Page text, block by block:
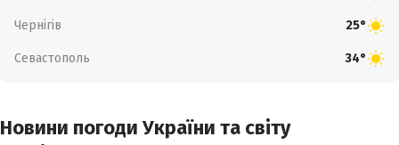
Чернігів 25°
Севастополь 34°
Новини погоди України та світу